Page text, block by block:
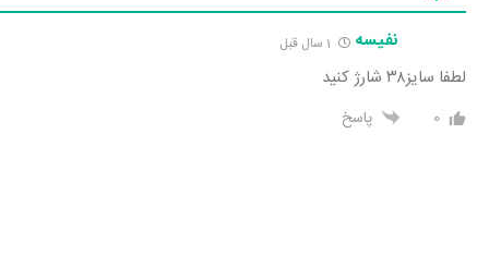
نفیسه
لطفا سایز۳۸ شارژ کنید
0 پاسخ